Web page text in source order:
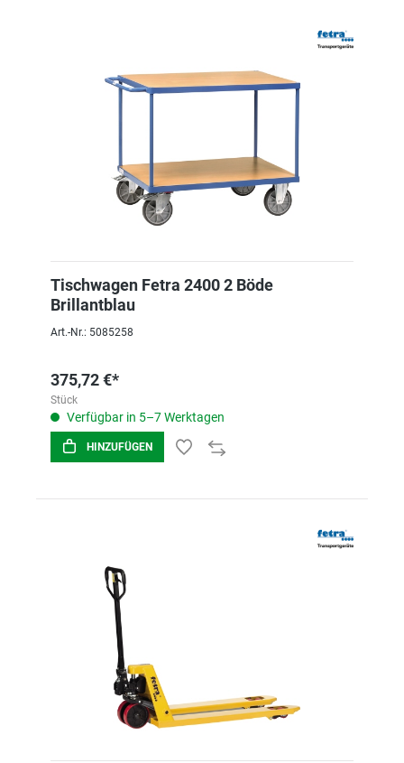
Tischwagen Fetra 2400 2 Böde
Brillantblau
Art.-Nr.: 5085258
375,72 €*
Stück
Verfügbar in 5–7 Werktagen
HINZUFÜGEN